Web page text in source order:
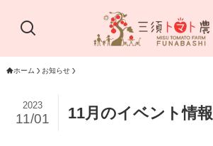
ホーム お知らせ
11月のイベント情報
2023
11/01